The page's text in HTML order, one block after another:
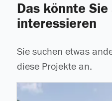
Das könnte Sie
interessieren
Sie suchen etwas
diese Projekte an.